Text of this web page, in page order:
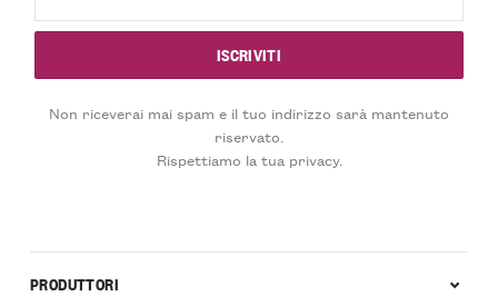
Non riceverai mai spam e il tuo indirizzo sarà mantenuto
riservato.
Rispettiamo la tua privacy.
PRODUTTORI